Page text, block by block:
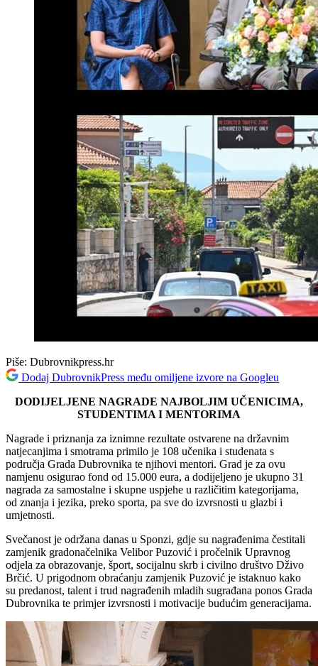
Piše: Dubrovnikpress.hr
Dodaj DubrovnikPress među omiljene izvore na Googleu
DODIJELJENE NAGRADE NAJBOLJIM UČENICIMA,
STUDENTIMA I MENTORIMA
Nagrade i priznanja za iznimne rezultate ostvarene na državnim
natjecanjima i smotrama primilo je 108 učenika i studenata s
područja Grada Dubrovnika te njihovi mentori. Grad je za ovu
namjenu osigurao fond od 15.000 eura, a dodijeljeno je ukupno 31
nagrada za samostalne i skupne uspjehe u različitim kategorijama,
od znanja i jezika, preko sporta, pa sve do izvrsnosti u glazbi i
umjetnosti.
Svečanost je održana danas u Sponzi, gdje su nagrađenima čestitali
zamjenik gradonačelnika Velibor Puzović i pročelnik Upravnog
odjela za obrazovanje, šport, socijalnu skrb i civilno društvo Dživo
Brčić. U prigodnom obraćanju zamjenik Puzović je istaknuo kako
su predanost, talent i trud nagrađenih mladih sugrađana ponos Grada
Dubrovnika te primjer izvrsnosti i motivacije budućim generacijama.